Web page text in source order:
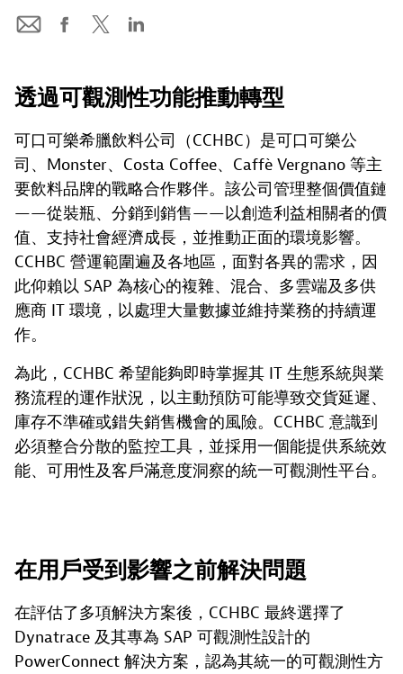
透過可觀測性功能推動轉型
可口可樂希臘飲料公司（CCHBC）是可口可樂公
司、Monster、Costa Coffee、Caffè Vergnano 等主
要飲料品牌的戰略合作夥伴。該公司管理整個價值鏈
——從裝瓶、分銷到銷售——以創造利益相關者的價
值、支持社會經濟成長，並推動正面的環境影響。
CCHBC 營運範圍遍及各地區，面對各異的需求，因
此仰賴以 SAP 為核心的複雜、混合、多雲端及多供
應商 IT 環境，以處理大量數據並維持業務的持續運
作。
為此，CCHBC 希望能夠即時掌握其 IT 生態系統與業
務流程的運作狀況，以主動預防可能導致交貨延遲、
庫存不準確或錯失銷售機會的風險。CCHBC 意識到
必須整合分散的監控工具，並採用一個能提供系統效
能、可用性及客戶滿意度洞察的統一可觀測性平台。
在用戶受到影響之前解決問題
在評估了多項解決方案後，CCHBC 最終選擇了
Dynatrace 及其專為 SAP 可觀測性設計的
PowerConnect 解決方案，認為其統一的可觀測性方